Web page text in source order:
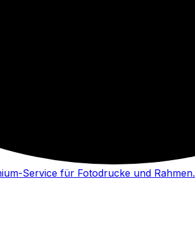
Service für Fotodrucke und Rahmen.